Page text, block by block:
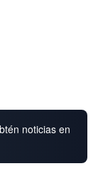
noticias en